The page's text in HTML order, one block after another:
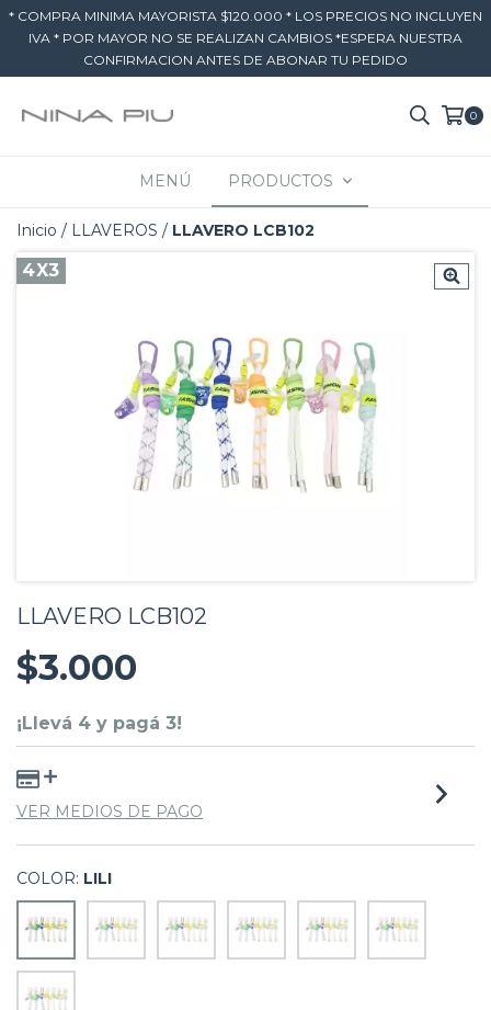
* COMPRA MINIMA MAYORISTA $120.000 * LOS PRECIOS NO INCLUYEN
IVA * POR MAYOR NO SE REALIZAN CAMBIOS *ESPERA NUESTRA
CONFIRMACION ANTES DE ABONAR TU PEDIDO
0
MENÚ PRODUCTOS
Inicio / LLAVEROS / LLAVERO LCB102
4X3
LLAVERO LCB102
$3.000
¡Llevá 4 y pagá 3!
VER MEDIOS DE PAGO
COLOR: LILI